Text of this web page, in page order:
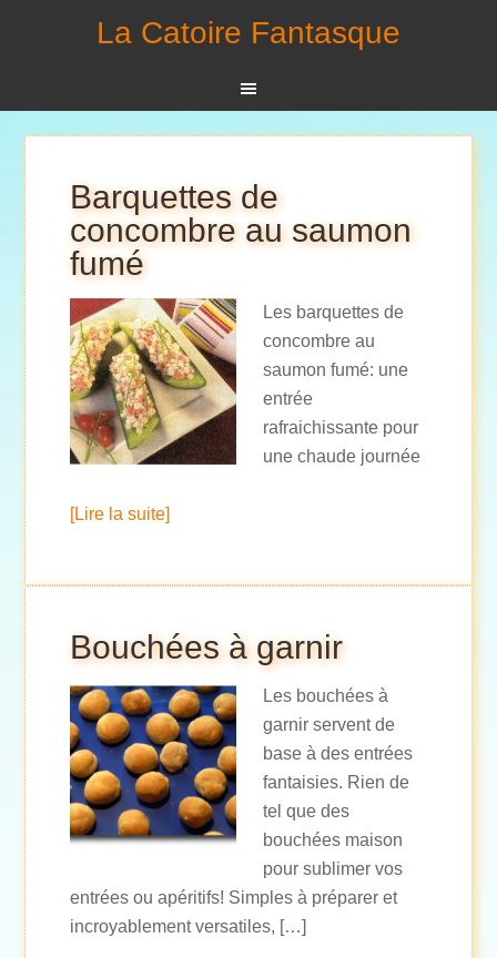
La Catoire Fantasque
Barquettes de
concombre au saumon
fumé
Les barquettes de
concombre au
saumon fumé: une
entrée
rafraichissante pour
une chaude journée
[Lire la suite]
Bouchées à garnir
Les bouchées à
garnir servent de
base à des entrées
fantaisies. Rien de
tel que des
bouchées maison
pour sublimer vos
entrées ou apéritifs! Simples à préparer et
incroyablement versatiles, […]